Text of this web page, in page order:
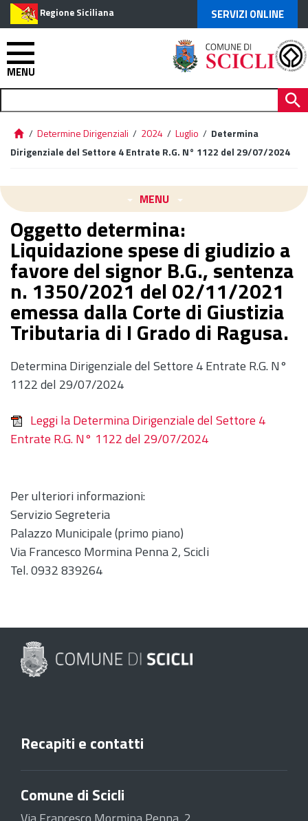
Regione Siciliana SERVIZI ONLINE
MENU
/ Determine Dirigenziali / 2024 / Luglio / Determina
Dirigenziale del Settore 4 Entrate R.G. N° 1122 del 29/07/2024
MENU
Oggetto determina:
Liquidazione spese di giudizio a
favore del signor B.G., sentenza
n. 1350/2021 del 02/11/2021
emessa dalla Corte di Giustizia
Tributaria di I Grado di Ragusa.
Determina Dirigenziale del Settore 4 Entrate R.G. N°
1122 del 29/07/2024
Leggi la Determina Dirigenziale del Settore 4
Entrate R.G. N° 1122 del 29/07/2024
Per ulteriori informazioni:
Servizio Segreteria
Palazzo Municipale (primo piano)
Via Francesco Mormina Penna 2, Scicli
Tel. 0932 839264
Recapiti e contatti
Comune di Scicli